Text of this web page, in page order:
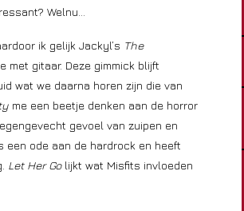
Welnu…
ik gelijk Jackyl’s The
gitaar. Deze gimmick blijft
wat we daarna horen zijn die van
me een beetje denken aan de horror
gevoel van zuipen en
een ode aan de hardrock en heeft
Let Her Golijkt wat Misfits invloeden